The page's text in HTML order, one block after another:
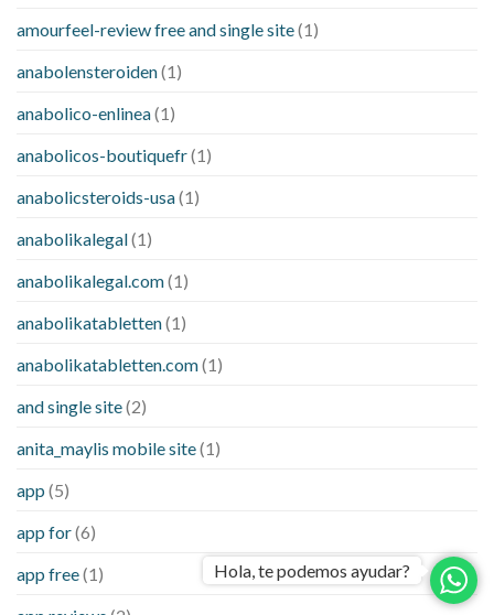
amourfeel-review free and single site(1)
anabolensteroiden(1)
anabolico-enlinea(1)
anabolicos-boutiquefr(1)
anabolicsteroids-usa(1)
anabolikalegal(1)
anabolikalegal.com(1)
anabolikatabletten(1)
anabolikatabletten.com(1)
and single site(2)
anita_maylis mobile site(1)
app (5)
app for(6)
app free(1)
Hola, te podemos ayudar?